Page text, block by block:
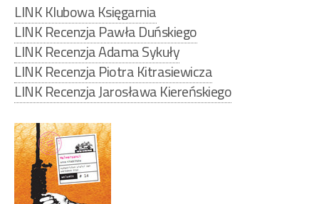
LINK Klubowa Księgarnia
LINK Recenzja Pawła Duńskiego
LINK Recenzja Adama Sykuły
LINK Recenzja Piotra Kitrasiewicza
LINK Recenzja Jarosława Kiereńskiego